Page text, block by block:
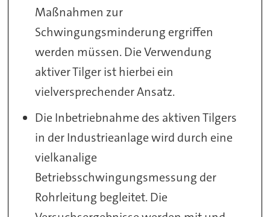
Maßnahmen zur
Schwingungsminderung ergriffen
werden müssen. Die Verwendung
aktiver Tilger ist hierbei ein
vielversprechender Ansatz.
Die Inbetriebnahme des aktiven Tilgers
in der Industrieanlage wird durch eine
vielkanalige
Betriebsschwingungsmessung der
Rohrleitung begleitet. Die